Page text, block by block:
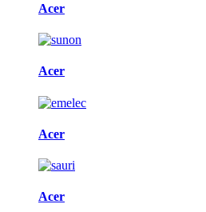
Acer
Acer
Acer
Acer